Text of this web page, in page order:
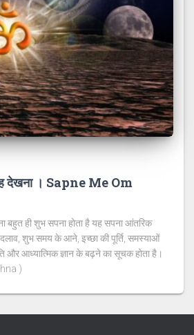
देखना । Sapne Me Om
बहुत ही शुभ सपना होता है यह सपना आंतरिक
शुभ समय के आने, इच्छा की पूर्ति, समस्याओं
और आध्यात्मिक ज्ञान के बढ़ने का सूचक होता है।
)